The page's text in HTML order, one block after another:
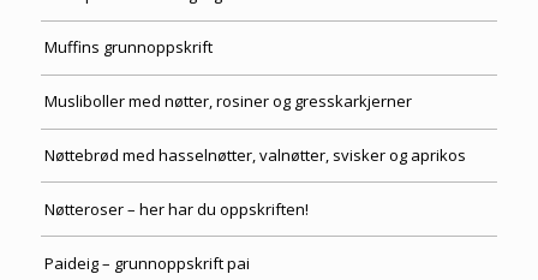
Muffins grunnoppskrift
Musliboller med nøtter, rosiner og gresskarkjerner
Nøttebrød med hasselnøtter, valnøtter, svisker og aprikos
Nøtteroser – her har du oppskriften!
Paideig – grunnoppskrift pai